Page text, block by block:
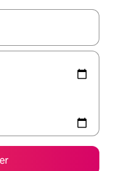
les flèches vers le